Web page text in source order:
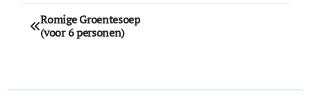
Bericht
navigatie
Romige Groentesoep
(voor 6 personen)